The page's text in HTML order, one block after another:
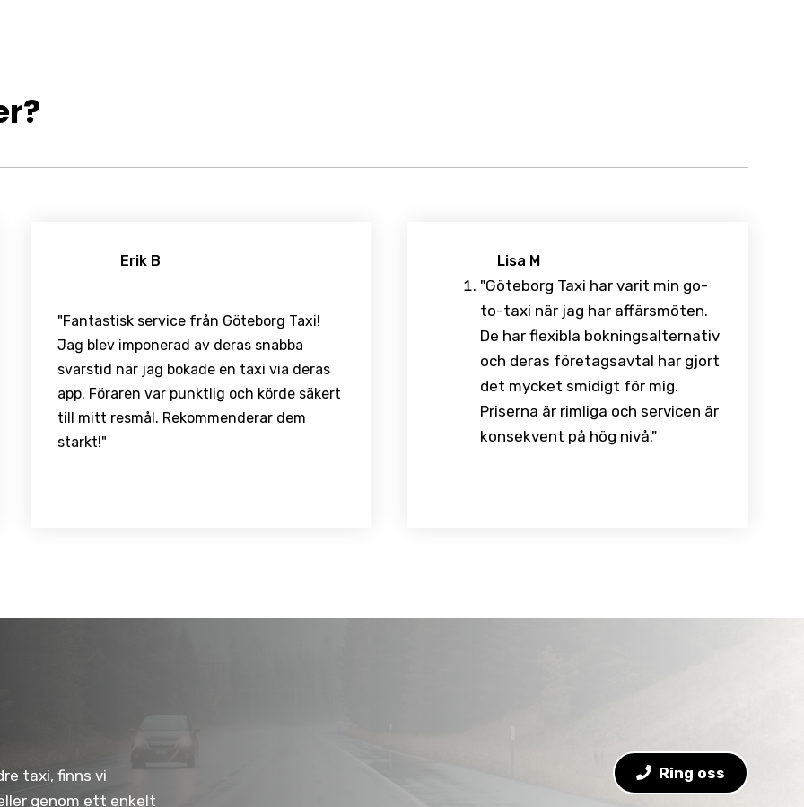
Erik B
"Fantastisk service från Göteborg Taxi!
Jag blev imponerad av deras snabba
svarstid när jag bokade en taxi via deras
app. Föraren var punktlig och körde säkert
till mitt resmål. Rekommenderar dem
starkt!"
Lisa M
"Göteborg Taxi har varit min go-
to-taxi när jag har affärsmöten.
De har flexibla bokningsalternativ
och deras företagsavtal har gjort
det mycket smidigt för mig.
Priserna är rimliga och servicen är
konsekvent på hög nivå."
taxi, finns vi
genom ett enkelt
Ring oss